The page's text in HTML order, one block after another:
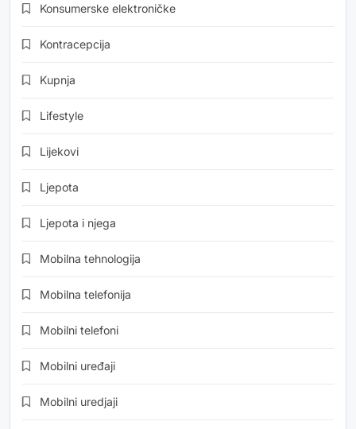
Konsumerske elektroničke
Kontracepcija
Kupnja
Lifestyle
Lijekovi
Ljepota
Ljepota i njega
Mobilna tehnologija
Mobilna telefonija
Mobilni telefoni
Mobilni uređaji
Mobilni uredjaji